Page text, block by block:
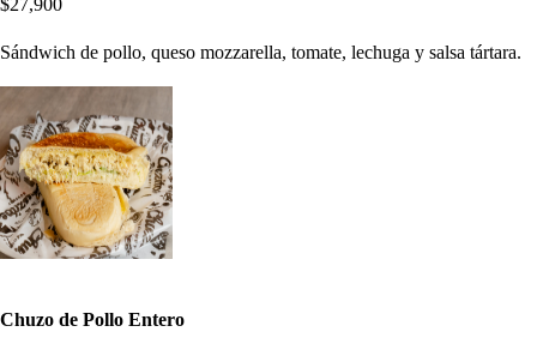
Sándwich de pollo, queso mozzarella, tomate, lechuga y salsa tártara.
Chuzo de Pollo Entero